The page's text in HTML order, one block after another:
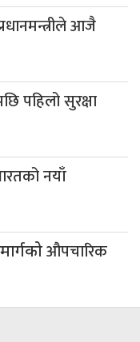
आजै
पहिलो सुरक्षा
नयाँ
औपचारिक